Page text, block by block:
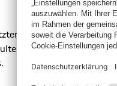
SpielerinnenLinda
weiterhin